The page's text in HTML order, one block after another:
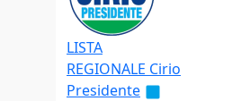
LISTA
REGIONALE Cirio
Presidente